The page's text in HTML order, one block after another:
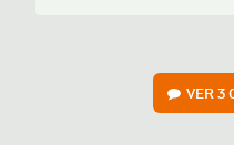
VER3